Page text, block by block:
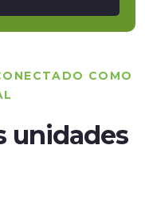
COMO
unidades